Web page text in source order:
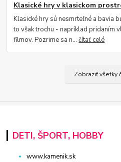
Klasické hry v klasickom
Klasické hry sú nesmrteľné a bavia
to však trochu - napríklad pridaním
filmov. Pozrime sa n...čítať celé
Zobraziť všetky
DETI, ŠPORT, HOBBY
www.kamenik.sk